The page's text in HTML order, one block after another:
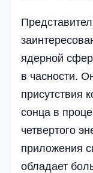
ядерной
в часности.
присутствия
сонца в
четвертого
приложения
обладает